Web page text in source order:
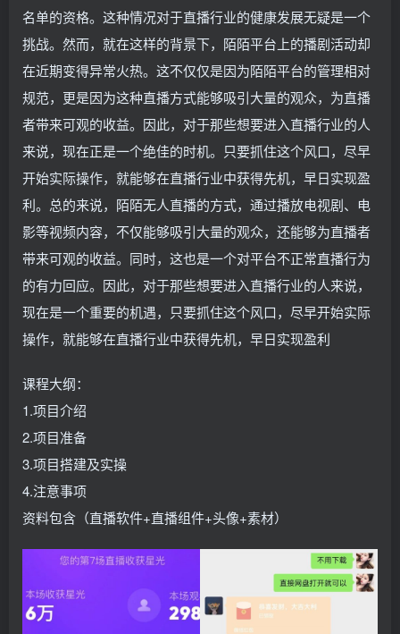
名单的资格。这种情况对于直播行业的健康发展无疑是一个
挑战。然而，就在这样的背景下，陌陌平台上的播剧活动却
在近期变得异常火热。这不仅仅是因为陌陌平台的管理相对
规范，更是因为这种直播方式能够吸引大量的观众，为直播
者带来可观的收益。因此，对于那些想要进入直播行业的人
来说，现在正是一个绝佳的时机。只要抓住这个风口，尽早
开始实际操作，就能够在直播行业中获得先机，早日实现盈
利。总的来说，陌陌无人直播的方式，通过播放电视剧、电
影等视频内容，不仅能够吸引大量的观众，还能够为直播者
带来可观的收益。同时，这也是一个对平台不正常直播行为
的有力回应。因此，对于那些想要进入直播行业的人来说，
现在是一个重要的机遇，只要抓住这个风口，尽早开始实际
操作，就能够在直播行业中获得先机，早日实现盈利
课程大纲：
1.项目介绍
2.项目准备
3.项目搭建及实操
4.注意事项
资料包含（直播软件+直播组件+头像+素材）